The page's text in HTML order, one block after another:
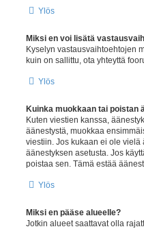
Ylös
Miksi en voi lisätä
Kyselyn vastausvaihtoehtojen
kuin on sallittu, ota yhteyttä
Ylös
Kuinka muokkaan tai poistan
Kuten viestien kanssa,
äänestystä, muokkaa
viestiin. Jos kukaan ei ole vielä
äänestyksen asetusta. Jos
poistaa sen. Tämä estää
Ylös
Miksi en pääse alueelle?
Jotkin alueet saattavat olla